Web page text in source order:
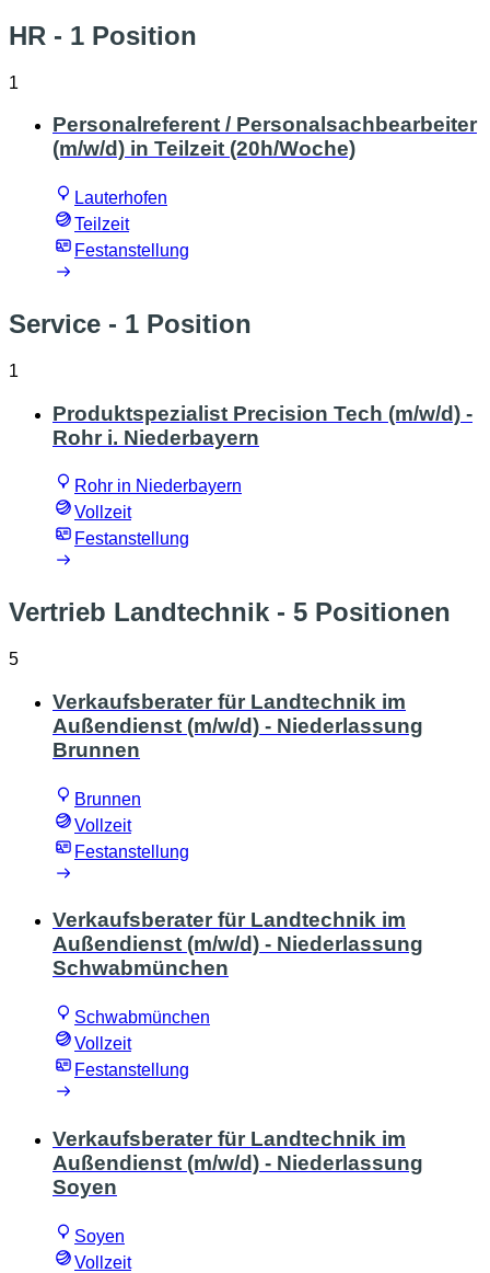
HR - 1 Position
1
Personalreferent / Personalsachbearbeiter
(m/w/d) in Teilzeit (20h/Woche)
Lauterhofen
Teilzeit
Festanstellung
Service - 1 Position
1
Produktspezialist Precision Tech (m/w/d) -
Rohr i. Niederbayern
Rohr in Niederbayern
Vollzeit
Festanstellung
Vertrieb Landtechnik - 5 Positionen
5
Verkaufsberater für Landtechnik im
Außendienst (m/w/d) - Niederlassung
Brunnen
Brunnen
Vollzeit
Festanstellung
Verkaufsberater für Landtechnik im
Außendienst (m/w/d) - Niederlassung
Schwabmünchen
Schwabmünchen
Vollzeit
Festanstellung
Verkaufsberater für Landtechnik im
Außendienst (m/w/d) - Niederlassung
Soyen
Soyen
Vollzeit